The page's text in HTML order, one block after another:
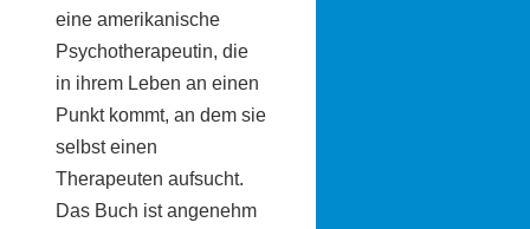
eine amerikanische
Psychotherapeutin, die
in ihrem Leben an einen
Punkt kommt, an dem sie
selbst einen
Therapeuten aufsucht.
Das Buch ist angenehm